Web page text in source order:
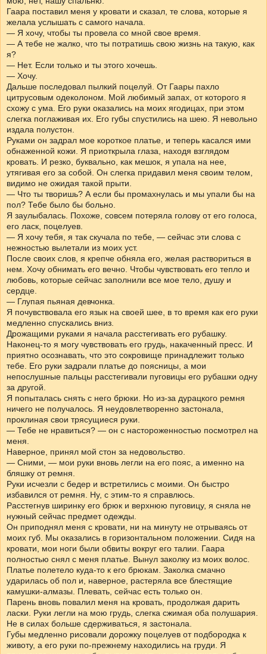
Гаара поставил меня у кровати и сказал, те слова, которые я
желала услышать с самого начала.
— Я хочу, чтобы ты провела со мной свое время.
— А тебе не жалко, что ты потратишь свою жизнь на такую, как
я?
— Нет. Если только и ты этого хочешь.
— Хочу.
Дальше последовал пылкий поцелуй. От Гаары пахло
цитрусовым одеколоном. Мой любимый запах, от которого я
схожу с ума. Его руки оказались на моих ягодицах, при этом
слегка поглаживая их. Его губы спустились на шею. Я невольно
издала полустон.
Руками он задрал мое короткое платье, и теперь касался ими
обнаженной кожи. Я приоткрыла глаза, находя взглядом
кровать. И резко, буквально, как мешок, я упала на нее,
утягивая его за собой. Он слегка придавил меня своим телом,
видимо не ожидая такой прыти.
— Что ты творишь? А если бы промахнулась и мы упали бы на
пол? Тебе было бы больно.
Я заулыбалась. Похоже, совсем потеряла голову от его голоса,
его ласк, поцелуев.
— Я хочу тебя, я так скучала по тебе, — сейчас эти слова с
нежностью вылетали из моих уст.
После своих слов, я крепче обняла его, желая раствориться в
нем. Хочу обнимать его вечно. Чтобы чувствовать его тепло и
любовь, которые сейчас заполнили все мое тело, душу и
сердце.
— Глупая пьяная девчонка.
Я почувствовала его язык на своей шее, в то время как его руки
медленно спускались вниз.
Дрожащими руками я начала расстегивать его рубашку.
Наконец-то я могу чувствовать его грудь, накаченный пресс. И
приятно осознавать, что это сокровище принадлежит только
тебе. Его руки задрали платье до поясницы, а мои
непослушные пальцы расстегивали пуговицы его рубашки одну
за другой.
Я попыталась снять с него брюки. Но из-за дурацкого ремня
ничего не получалось. Я неудовлетворенно застонала,
проклиная свои трясущиеся руки.
— Тебе не нравиться? — он с настороженностью посмотрел на
меня.
Наверное, принял мой стон за недовольство.
— Сними, — мои руки вновь легли на его пояс, а именно на
бляшку от ремня.
Руки исчезли с бедер и встретились с моими. Он быстро
избавился от ремня. Ну, с этим-то я справлюсь.
Расстегнув ширинку его брюк и верхнюю пуговицу, я сняла не
нужный сейчас предмет одежды.
Он приподнял меня с кровати, ни на минуту не отрываясь от
моих губ. Мы оказались в горизонтальном положении. Сидя на
кровати, мои ноги были обвиты вокруг его талии. Гаара
полностью снял с меня платье. Вынул заколку из моих волос.
Платье полетело куда-то к его брюкам. Заколка смачно
ударилась об пол и, наверное, растеряла все блестящие
камушки-алмазы. Плевать, сейчас есть только он.
Парень вновь повалил меня на кровать, продолжая дарить
ласки. Руки легли на мою грудь, слегка сжимая оба полушария.
Не в силах больше сдерживаться, я застонала.
Губы медленно рисовали дорожку поцелуев от подбородка к
животу, а его руки по-прежнему находились на груди. Я